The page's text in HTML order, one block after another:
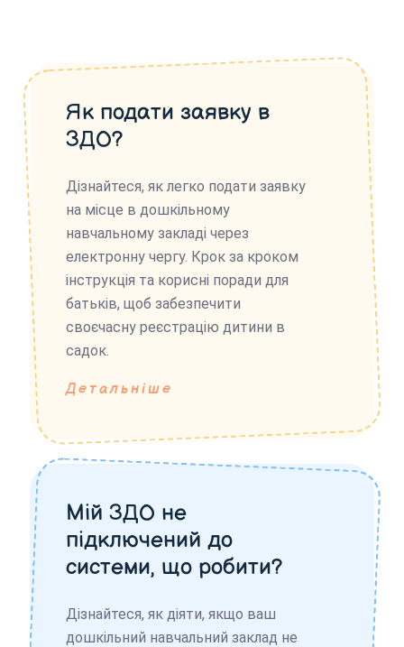
Як подати заявку в
ЗДО?
Дізнайтеся, як легко подати заявку
на місце в дошкільному
навчальному закладі через
електронну чергу. Крок за кроком
інструкція та корисні поради для
батьків, щоб забезпечити
своєчасну реєстрацію дитини в
садок.
Детальніше
Мій ЗДО не
підключений до
системи, що робити?
Дізнайтеся, як діяти, якщо ваш
дошкільний навчальний заклад не